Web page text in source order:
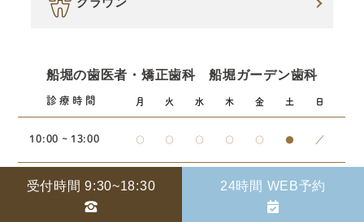
受付時間 9:30~18:30 24時間 WEB予約
船堀の歯医者・矯正歯科 船堀ガーデン歯科
診療時間 月 火 水 木 金 土 日
10:00 ~ 13:00 ○ ○ ○ ○ ○ ● ／
14:30 ~ 18:30 ○ ○ ○ ● ／